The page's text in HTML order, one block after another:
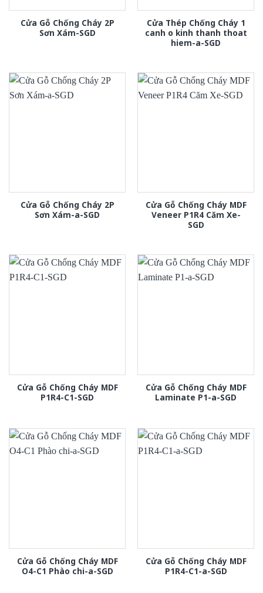
Cửa Gỗ Chống Cháy 2P
Sơn Xám-SGD
Cửa Thép Chống Cháy 1
canh o kinh thanh thoat
hiem-a-SGD
Cửa Gỗ Chống Cháy 2P
Sơn Xám-a-SGD
Cửa Gỗ Chống Cháy MDF
Veneer P1R4 Căm Xe-
SGD
Cửa Gỗ Chống Cháy MDF
P1R4-C1-SGD
Cửa Gỗ Chống Cháy MDF
Laminate P1-a-SGD
Cửa Gỗ Chống Cháy MDF
O4-C1 Phào chi-a-SGD
Cửa Gỗ Chống Cháy MDF
P1R4-C1-a-SGD